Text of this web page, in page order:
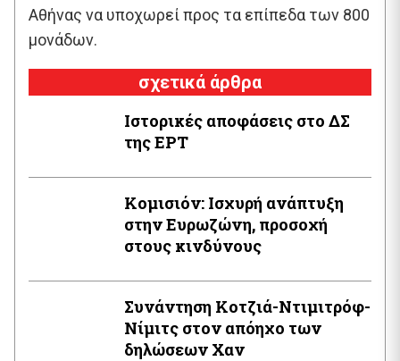
Αθήνας να υποχωρεί προς τα επίπεδα των 800
μονάδων.
σχετικά άρθρα
Ιστορικές αποφάσεις στο ΔΣ
της ΕΡΤ
Κομισιόν: Ισχυρή ανάπτυξη
στην Ευρωζώνη, προσοχή
στους κινδύνους
Συνάντηση Κοτζιά-Ντιμιτρόφ-
Νίμιτς στον απόηχο των
δηλώσεων Χαν